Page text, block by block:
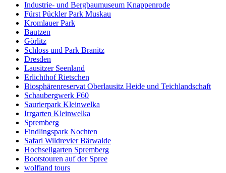
Industrie- und Bergbaumuseum Knappenrode
Fürst Pückler Park Muskau
Kromlauer Park
Bautzen
Görlitz
Schloss und Park Branitz
Dresden
Lausitzer Seenland
Erlichthof Rietschen
Biosphärenreservat Oberlausitz Heide und Teichlandschaft
Schaubergwerk F60
Saurierpark Kleinwelka
Irrgarten Kleinwelka
Spremberg
Findlingspark Nochten
Safari Wildrevier Bärwalde
Hochseilgarten Spremberg
Bootstouren auf der Spree
wolfland tours